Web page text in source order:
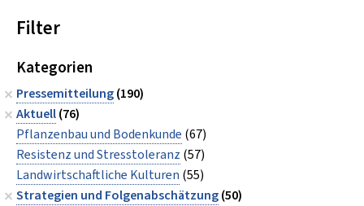
Filter
Kategorien
Pressemitteilung(190)
Aktuell(76)
Pflanzenbau und Bodenkunde (67)
Resistenz und Stresstoleranz (57)
Landwirtschaftliche Kulturen (55)
Strategien und Folgenabschätzung(50)